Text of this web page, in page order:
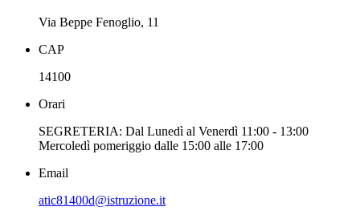
Via Beppe Fenoglio, 11
CAP
14100
Orari
SEGRETERIA: Dal Lunedì al Venerdì 11:00 - 13:00
Mercoledì pomeriggio dalle 15:00 alle 17:00
Email
atic81400d@istruzione.it